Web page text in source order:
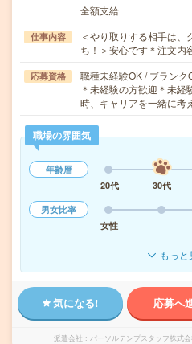
全額支給
仕事内容
＜やり取りする相手は、
ち！＞安心です＊注文
応募資格
職種未経験OK / ブランク
＊未経験の方歓迎＊未
時、キャリアを一緒に
職場の雰囲気
年齢層
20代
30代
男女比率
女性
もっと
気になる! 応募へ
派遣会社 パーソルテンプスタッフ株式